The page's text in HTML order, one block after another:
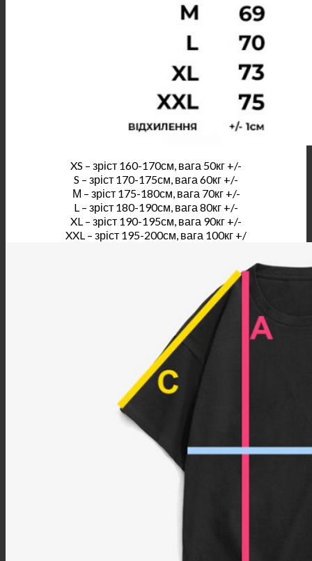
XS – зріст 160-170см, вага 50кг +/-
S – зріст 170-175см, вага 60кг +/-
М – зріст 175-180см, вага 70кг +/-
L – зріст 180-190см, вага 80кг +/-
XL – зріст 190-195см, вага 90кг +/-
XXL – зріст 195-200см, вага 100кг +/